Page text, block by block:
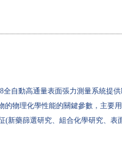
全自動高通量表面張力測量系統提
的物理化學性能的關鍵參數，主要
(新藥篩選研究、組合化學研究、表